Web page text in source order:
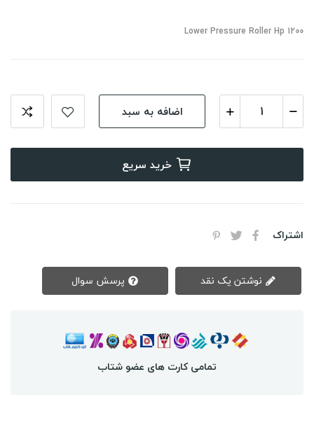
Lower Pressure Roller Hp 1200
اضافه به سبد
خرید سریع
اشتراک
تمامی کارت های عضو شتاب